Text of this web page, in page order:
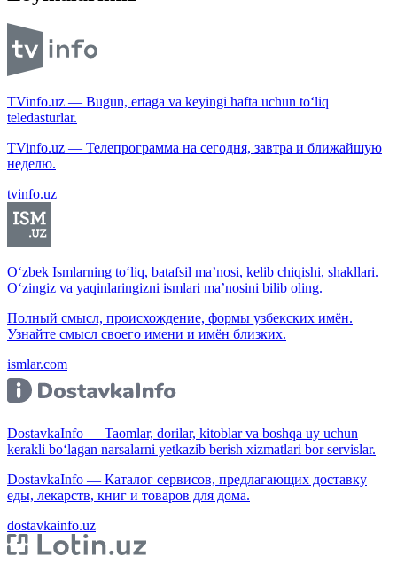
TVinfo.uz — Bugun, ertaga va keyingi hafta uchun to‘liq
teledasturlar.
TVinfo.uz — Телепрограмма на сегодня, завтра и ближайшую
неделю.
tvinfo.uz
O‘zbek Ismlarning to‘liq, batafsil ma’nosi, kelib chiqishi, shakllari.
O‘zingiz va yaqinlaringizni ismlari ma’nosini bilib oling.
Полный смысл, происхождение, формы узбекских имён.
Узнайте смысл своего имени и имён близких.
ismlar.com
DostavkaInfo — Taomlar, dorilar, kitoblar va boshqa uy uchun
kerakli bo‘lagan narsalarni yetkazib berish xizmatlari bor servislar.
DostavkaInfo — Каталог сервисов, предлагающих доставку
еды, лекарств, книг и товаров для дома.
dostavkainfo.uz